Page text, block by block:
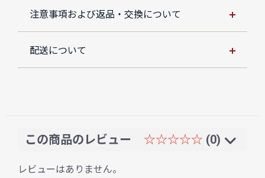
注意事項および返品・交換について
配送について
この商品のレビュー ☆☆☆☆☆ (0)
レビューはありません。